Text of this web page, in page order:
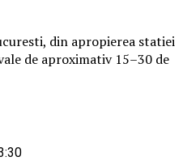
din apropierea statiei
de aproximativ 15–30 de